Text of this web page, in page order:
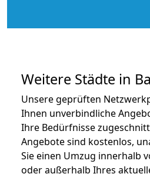
Weitere Städte in
Unsere geprüften
Ihnen unverbindliche
Ihre Bedürfnisse
Angebote sind kostenlos,
Sie einen Umzug innerhalb
oder außerhalb Ihres